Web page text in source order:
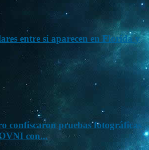
entre sí aparecen en Florida y
confiscaron pruebas fotográficas
con...